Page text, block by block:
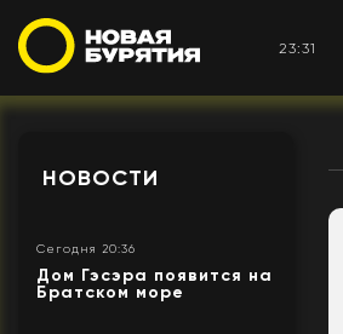
23:31
НОВОСТИ
Сегодня 20:36
Дом Гэсэра появится на
Братском море